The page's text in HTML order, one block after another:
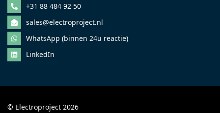
+31 88 484 92 50
sales@electroproject.nl
WhatsApp (binnen 24u reactie)
LinkedIn
© Electroproject 2026